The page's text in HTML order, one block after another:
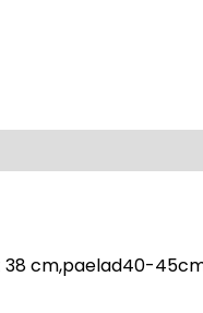
38 cm,paelad40-